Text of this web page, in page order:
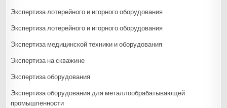
Экспертиза лотерейного и игорного оборудования
Экспертиза лотерейного и игорного оборудования
Экспертиза медицинской техники и оборудования
Экспертиза на скважине
Экспертиза оборудования
Экспертиза оборудования для металлообрабатывающей
промышленности